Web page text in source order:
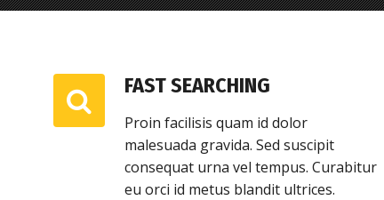
FAST SEARCHING
Proin facilisis quam id dolor
malesuada gravida. Sed suscipit
consequat urna vel tempus. Curabitur
eu orci id metus blandit ultrices.